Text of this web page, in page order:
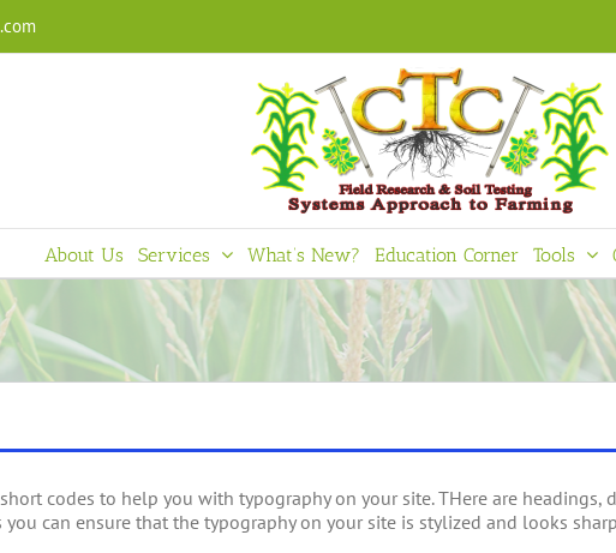
About Us Services What’s New? Education Corner Tools
codes to help you with typography on your site. THere are
can ensure that the typography on your site is stylized and looks